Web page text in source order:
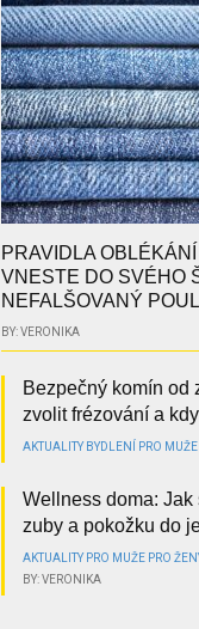
PRAVIDLA
VNESTE DO SVÉHO
NEFALŠOVANÝ
BY: VERONIKA
Bezpečný komín od
zvolit frézování a
AKTUALITY BYDLENÍ PRO MUŽE
Wellness doma:
zuby a pokožku do
AKTUALITY PRO MUŽE PRO
BY: VERONIKA